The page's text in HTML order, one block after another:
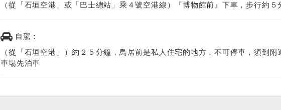
（從「石垣空港」或「巴士總站」乘４號空港線）『博物館前』下車，步行約５
自駕：
（從「石垣空港」）約２５分鐘，鳥居前是私人住宅的地方，不可停車，須到附
車場先泊車